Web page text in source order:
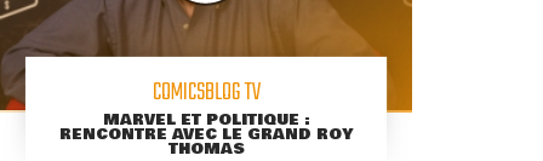
COMICSBLOG TV
MARVEL ET POLITIQUE :
RENCONTRE AVEC LE GRAND ROY
THOMAS